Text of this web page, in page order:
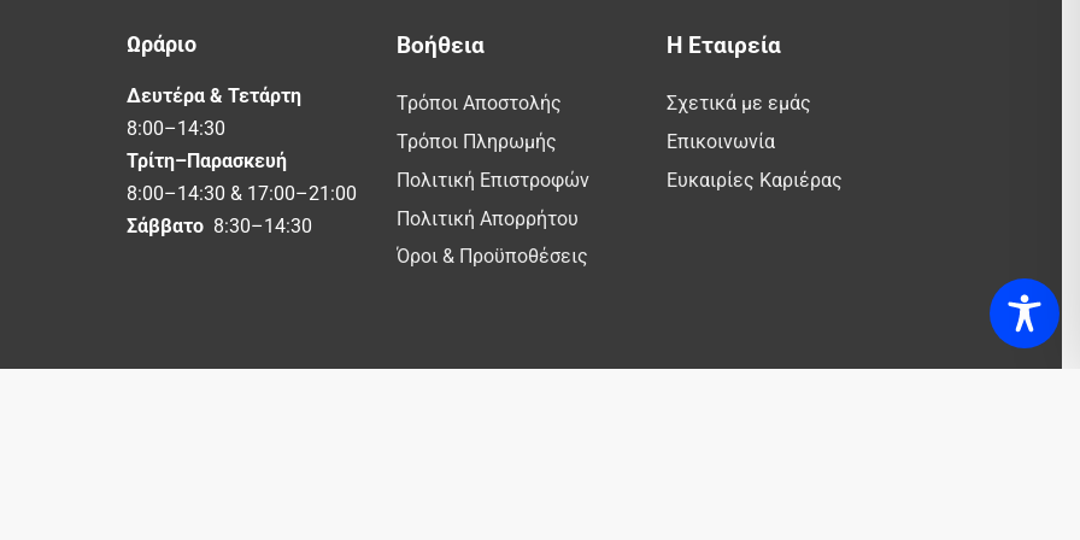
Ωράριο
Δευτέρα & Τετάρτη
8:00–14:30
Τρίτη–Παρασκευή
8:00–14:30 & 17:00–21:00
Σάββατο 8:30–14:30
Βοήθεια
Τρόποι Αποστολής
Τρόποι Πληρωμής
Πολιτική Επιστροφών
Πολιτική Απορρήτου
Όροι & Προϋποθέσεις
Η Εταιρεία
Σχετικά με εμάς
Επικοινωνία
Ευκαιρίες Καριέρας